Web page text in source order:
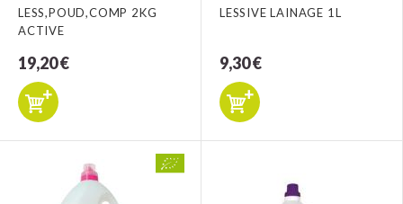
LESS,POUD,COMP 2KG
ACTIVE
19,20 €
LESSIVE LAINAGE 1L
9,30 €